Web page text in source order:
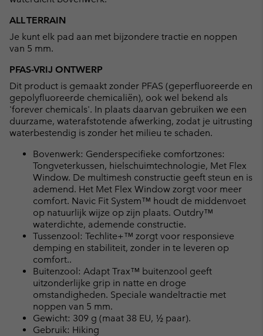
ALL TERRAIN
Je kunt elk pad aan met bijzondere tractie en noppen
van 5 mm.
PFAS-VRIJ ONTWERP
Dit product is gemaakt zonder PFAS (geperfluoreerde en
gepolyfluoreerde chemicaliën), ook wel bekend als
'forever chemicals'. In plaats daarvan gebruiken we een
duurzame, waterafstotende afwerking, zodat je uitrusting
waterbestendig is zonder het milieu te schaden.
Bovenwerk: Genderspecifieke comfortzones:
Tongveterkussen, hielschuimtechnologie, Met Flex
Window. De multimesh constructie geeft steun en is
ademend. Het Met Flex Window zorgt voor meer
comfort. Navic Fit System™ houdt de middenvoet
op natuurlijk wijze op zijn plaats. Outdry™
waterdichte, ademende constructie.
Tussenzool: Techlite+™ zorgt voor responsieve
demping en stabiliteit, zonder in te leveren op
comfort..
Buitenzool: Adapt Trax™ buitenzool geeft
uitzonderlijke grip in natte en droge
omstandigheden. Speciale wandeltractie met
noppen van 5 mm.
Gewicht: 309 g (maat 38 EU, ½ paar).
Gebruik: Hiking